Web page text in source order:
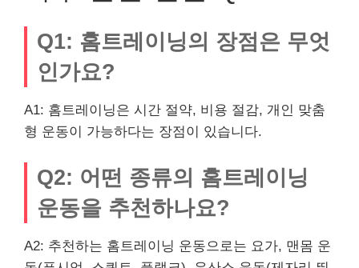
Q1: 홈트레이닝의 장점은 무엇
인가요?
A1: 홈트레이닝은 시간 절약, 비용 절감, 개인 맞춤
형 운동이 가능하다는 장점이 있습니다.
Q2: 어떤 종류의 홈트레이닝
운동을 추천하나요?
A2: 추천하는 홈트레이닝 운동으로는 요가, 맨몸 운